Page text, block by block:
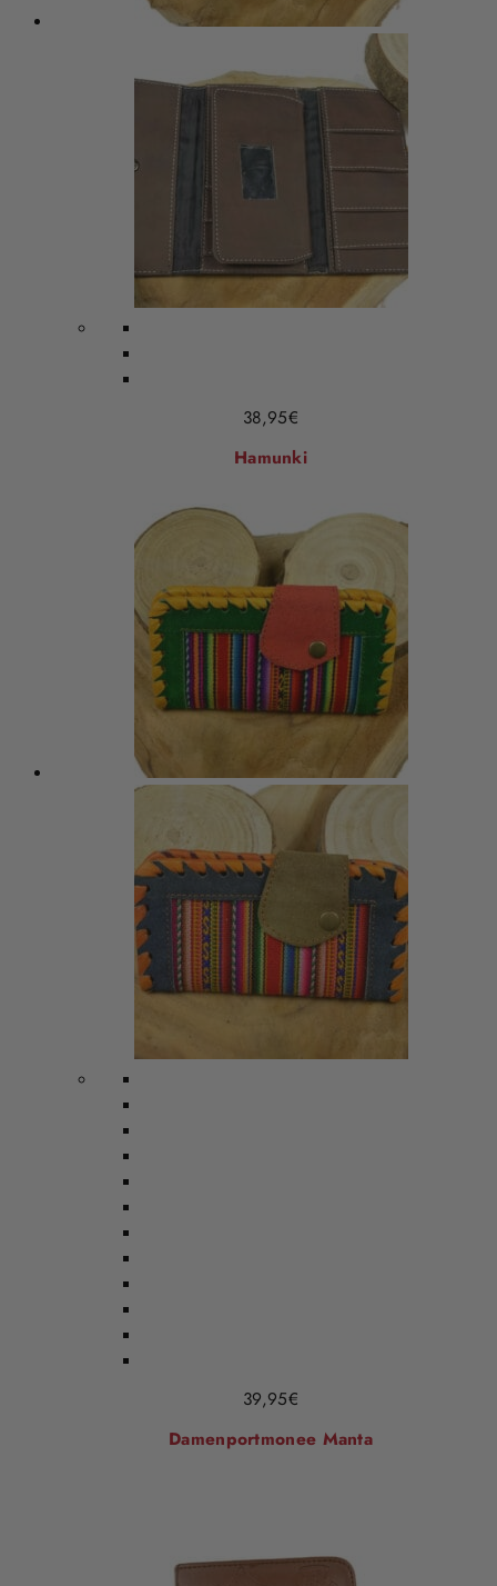
38,95€
Hamunki
39,95€
Damenportmonee Manta